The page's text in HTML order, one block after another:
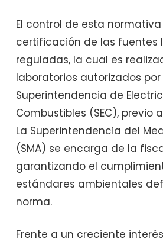
El control de esta
certificación de las fuentes
reguladas, la cual es
laboratorios autorizados por
Superintendencia de
Combustibles (SEC), previo
La Superintendencia del
(SMA) se encarga de la
garantizando el
estándares ambientales
norma.
Frente a un creciente